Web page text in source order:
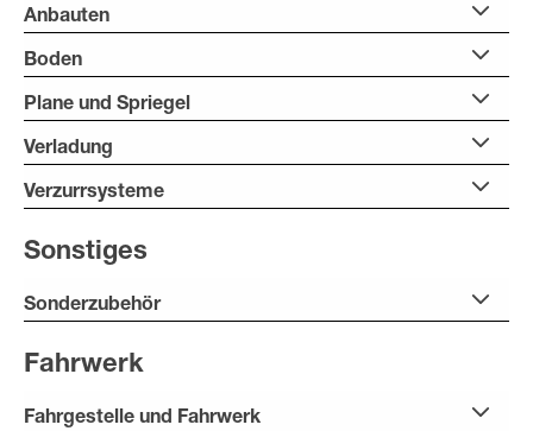
Anbauten
Boden
Plane und Spriegel
Verladung
Verzurrsysteme
Sonstiges
Sonderzubehör
Fahrwerk
Fahrgestelle und Fahrwerk